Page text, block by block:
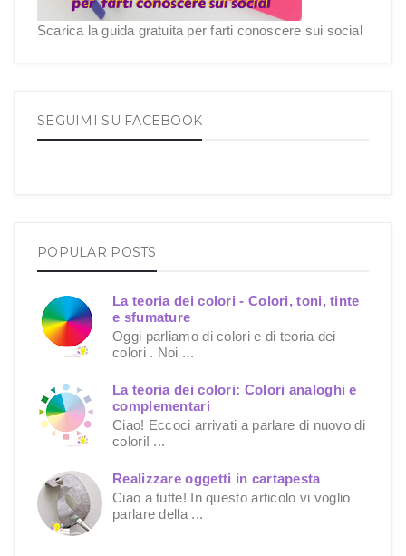
Scarica la guida gratuita per farti conoscere sui social
SEGUIMI SU FACEBOOK
POPULAR POSTS
La teoria dei colori - Colori, toni, tinte
e sfumature
Oggi parliamo di colori e di teoria dei
colori . Noi ...
La teoria dei colori: Colori analoghi e
complementari
Ciao! Eccoci arrivati a parlare di nuovo di
colori! ...
Realizzare oggetti in cartapesta
Ciao a tutte! In questo articolo vi voglio
parlare della ...